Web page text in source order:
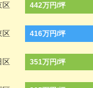
区 442万円/坪
区 416万円/坪
区 351万円/坪